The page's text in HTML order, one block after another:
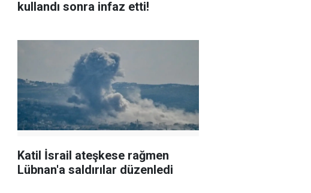
kullandı sonra infaz etti!
Katil İsrail ateşkese rağmen
Lübnan'a saldırılar düzenledi